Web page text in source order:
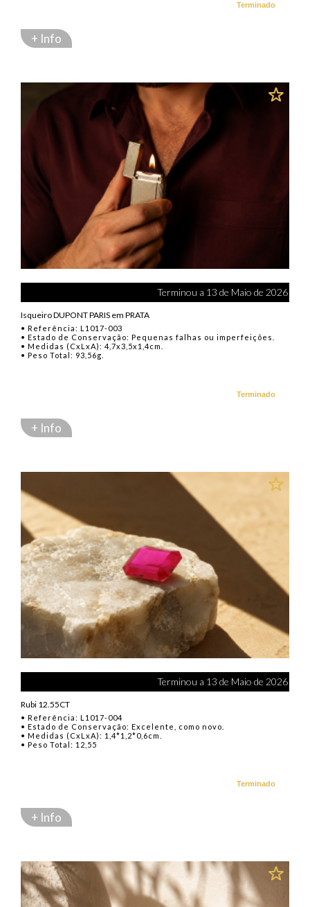
Terminado
+ Info
Terminou a 13 de Maio de 2026
Isqueiro DUPONT PARIS em PRATA
• Referência: L1017-003
• Estado de Conservação: Pequenas falhas ou imperfeições.
• Medidas (CxLxA): 4,7x3,5x1,4cm.
• Peso Total: 93,56g.
Terminado
+ Info
Terminou a 13 de Maio de 2026
Rubi 12.55CT
• Referência: L1017-004
• Estado de Conservação: Excelente, como novo.
• Medidas (CxLxA): 1,4*1,2*0,6cm.
• Peso Total: 12,55
Terminado
+ Info